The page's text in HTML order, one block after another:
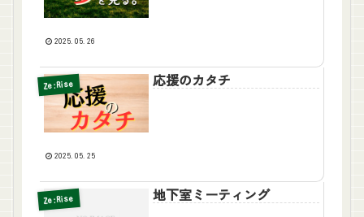
2025.05.26
Ze:Rise 応援のカタチ
2025.05.25
Ze:Rise 地下室ミーティング